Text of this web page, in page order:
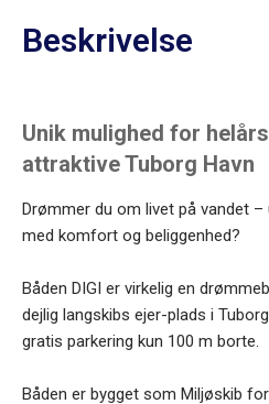
Beskrivelse
Unik mulighed for
attraktive Tuborg Havn
Drømmer du om livet på vandet
med komfort og beliggenhed?
Båden DIGI er virkelig en
dejlig langskibs ejer-plads i
gratis parkering kun 100 m borte.
Båden er bygget som Miljøskib